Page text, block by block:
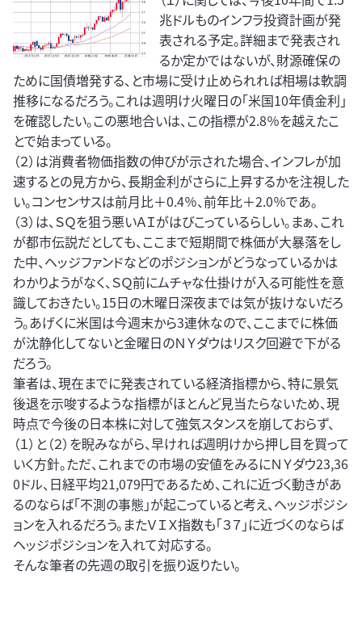
兆ドルものインフラ投資計画が発
表される予定。詳細まで発表され
るか定かではないが、財源確保の
ために国債増発する、と市場に受け止められれば相場は軟調
推移になるだろう。これは週明け火曜日の「米国10年債金利」
を確認したい。この悪地合いは、この指標が2.8％を越えたこ
とで始まっている。
（２）は消費者物価指数の伸びが示された場合、インフレが加
速するとの見方から、長期金利がさらに上昇するかを注視した
い。コンセンサスは前月比＋0.4％、前年比＋2.0％であ。
（３）は、ＳＱを狙う悪いＡＩがはびこっているらしい。まぁ、これ
が都市伝説だとしても、ここまで短期間で株価が大暴落をし
た中、ヘッジファンドなどのポジションがどうなっているかは
わかりようがなく、ＳＱ前にムチャな仕掛けが入る可能性を意
識しておきたい。15日の木曜日深夜までは気が抜けないだろ
う。あげくに米国は今週末から3連休なので、ここまでに株価
が沈静化してないと金曜日のＮＹダウはリスク回避で下がる
だろう。
筆者は、現在までに発表されている経済指標から、特に景気
後退を示唆するような指標がほとんど見当たらないため、現
時点で今後の日本株に対して強気スタンスを崩しておらず、
（１）と（２）を睨みながら、早ければ週明けから押し目を買って
いく方針。ただ、これまでの市場の安値をみるにＮＹダウ23,36
0ドル、日経平均21,079円であるため、これに近づく動きがあ
るのならば「不測の事態」が起こっていると考え、ヘッジポジシ
ョンを入れるだろう。またＶＩＸ指数も「３７」に近づくのならば
ヘッジポジションを入れて対応する。
そんな筆者の先週の取引を振り返りたい。